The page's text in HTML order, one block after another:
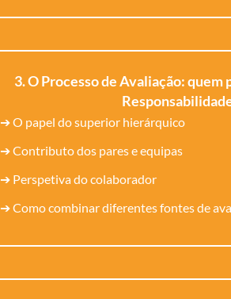
3. O Processo de Avaliação: quem
➔ O papel do superior hierárquico
➔ Contributo dos pares e equipas
➔ Perspetiva do colaborador
➔ Como combinar diferentes fontes de